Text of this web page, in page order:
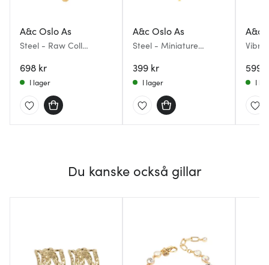
A&c Oslo As
Steel - Raw Coll
kedjor guld
698 kr
I lager
A&c Oslo As
Steel - Miniature
stjärntema guld
399 kr
I lager
A&c
599
I
Du kanske också gillar